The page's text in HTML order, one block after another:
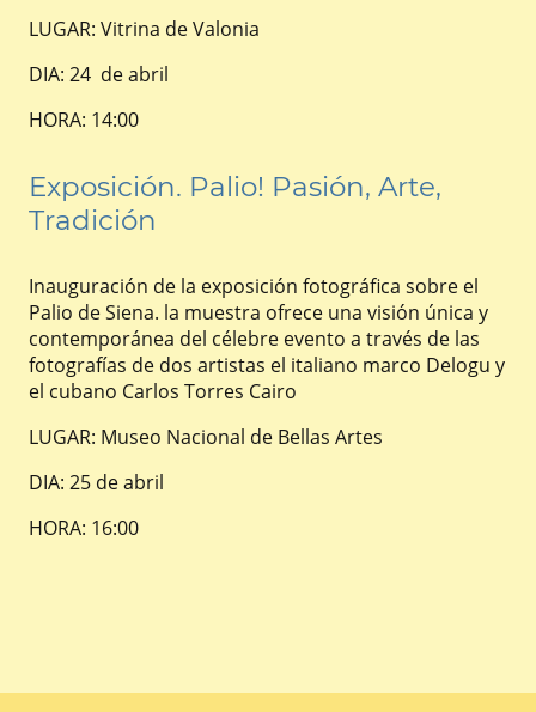
LUGAR: Vitrina de Valonia
DIA: 24 de abril
HORA: 14:00
Exposición. Palio! Pasión, Arte,
Tradición
Inauguración de la exposición fotográfica sobre el
Palio de Siena. la muestra ofrece una visión única y
contemporánea del célebre evento a través de las
fotografías de dos artistas el italiano marco Delogu y
el cubano Carlos Torres Cairo
LUGAR: Museo Nacional de Bellas Artes
DIA: 25 de abril
HORA: 16:00